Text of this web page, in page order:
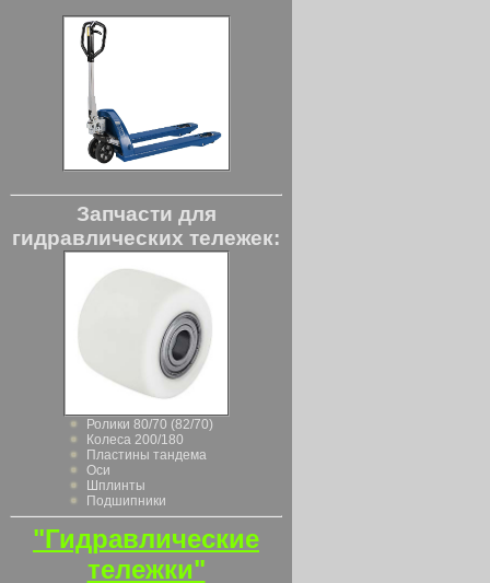
Запчасти для
гидравлических тележек:
Ролики 80/70 (82/70)
Колеса 200/180
Пластины тандема
Оси
Шплинты
Подшипники
"Гидравлические
тележки"